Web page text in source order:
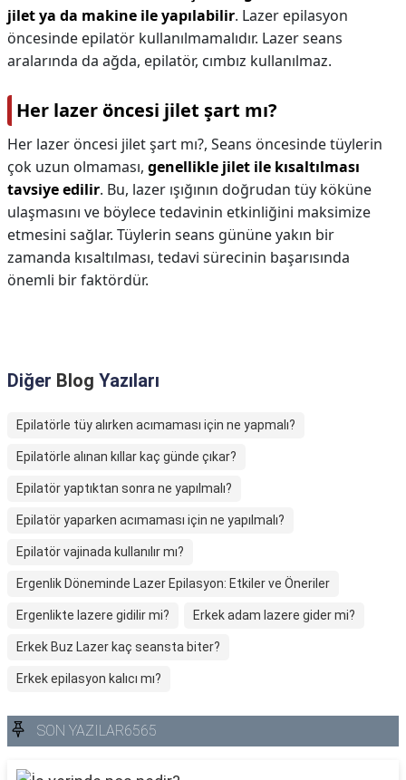
jilet ya da makine ile yapılabilir. Lazer epilasyon
öncesinde epilatör kullanılmamalıdır. Lazer seans
aralarında da ağda, epilatör, cımbız kullanılmaz.
Her lazer öncesi jilet şart mı?
Her lazer öncesi jilet şart mı?, Seans öncesinde tüylerin
çok uzun olmaması, genellikle jilet ile kısaltılması
tavsiye edilir. Bu, lazer ışığının doğrudan tüy köküne
ulaşmasını ve böylece tedavinin etkinliğini maksimize
etmesini sağlar. Tüylerin seans gününe yakın bir
zamanda kısaltılması, tedavi sürecinin başarısında
önemli bir faktördür.
Diğer Blog Yazıları
Epilatörle tüy alırken acımaması için ne yapmalı?
Epilatörle alınan kıllar kaç günde çıkar?
Epilatör yaptıktan sonra ne yapılmalı?
Epilatör yaparken acımaması için ne yapılmalı?
Epilatör vajinada kullanılır mı?
Ergenlik Döneminde Lazer Epilasyon: Etkiler ve Öneriler
Ergenlikte lazere gidilir mi? Erkek adam lazere gider mi?
Erkek Buz Lazer kaç seansta biter?
Erkek epilasyon kalıcı mı?
SON YAZILAR6565